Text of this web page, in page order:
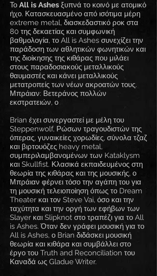
Το All is Ashes ξυπνά το κοινό με ατομικό
ήχο. Κατασκευασμένο από ισότιμα ​​μέρη
extreme metal, διασκεδαστικό ροκ στα
80 της δεκαετίας και συμφωνική
βαθμολογία, το All is Ashes συνεχίζει την
παράδοση των αθλητικών φωνητικών και
της διοίκησης της κιθάρας που μιλάει
στους παραδοσιακούς μεταλλικούς
θαυμαστές και κάνει μεταλλικούς
μετατροπείς των νέων ακροατών τους.
Μπράιαν: Βετεράνος πολλών
εκστρατειών, ο
Brian έχει συνεργαστεί με μέλη του
Steppenwolf, Ρώσων τραγουδιστών της
όπερας, γυναικείες χορωδίες, σύνολα τζαζ
και βιρτουόζες heavy metal,
συμπεριλαμβανομένων των Kataklysm
και Skullfist. Κλασικά εκπαιδευμένος στη
θεωρία της κιθάρας και της μουσικής, ο
Μπράιαν φέρνει τόσο την αγάπη του για
τη μουσική τελειοποίηση όπως το Dream
Theater και τον Steve Vai, όσο και την
ταχύτητα και την οργή των εφήβων των
Slayer και Slipknot στο τραπέζι για το All
is Ashes. Όταν δεν γράφει μουσική για το
All is Ashes, ο Brian διδάσκει μουσική
θεωρία και κιθάρα και συμβάλλει στο
έργο του Truth and Reconciliation του
Καναδά ως Gladue Writer.